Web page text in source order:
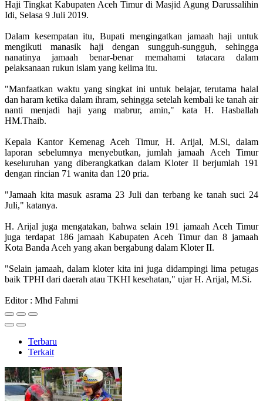
Haji Tingkat Kabupaten Aceh Timur di Masjid Agung Darussalihin
Idi, Selasa 9 Juli 2019.
Dalam kesempatan itu, Bupati mengingatkan jamaah haji untuk
mengikuti manasik haji dengan sungguh-sungguh, sehingga
nanatinya jamaah benar-benar memahami tatacara dalam
pelaksanaan rukun islam yang kelima itu.
"Manfaatkan waktu yang singkat ini untuk belajar, terutama halal
dan haram ketika dalam ihram, sehingga setelah kembali ke tanah air
nanti menjadi haji yang mabrur, amin," kata H. Hasballah
HM.Thaib.
Kepala Kantor Kemenag Aceh Timur, H. Arijal, M.Si, dalam
laporan sebelumnya menyebutkan, jumlah jamaah Aceh Timur
keseluruhan yang diberangkatkan dalam Kloter II berjumlah 191
dengan rincian 71 wanita dan 120 pria.
"Jamaah kita masuk asrama 23 Juli dan terbang ke tanah suci 24
Juli," katanya.
H. Arijal juga mengatakan, bahwa selain 191 jamaah Aceh Timur
juga terdapat 186 jamaah Kabupaten Aceh Timur dan 8 jamaah
Kota Banda Aceh yang akan bergabung dalam Kloter II.
"Selain jamaah, dalam kloter kita ini juga didampingi lima petugas
baik TPHI dari daerah atau TKHI kesehatan," ujar H. Arijal, M.Si.
Editor : Mhd Fahmi
Terbaru
Terkait